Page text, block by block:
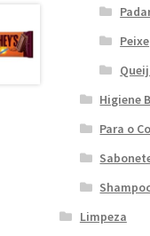
Peixe
Higiene
Para o
Limpeza